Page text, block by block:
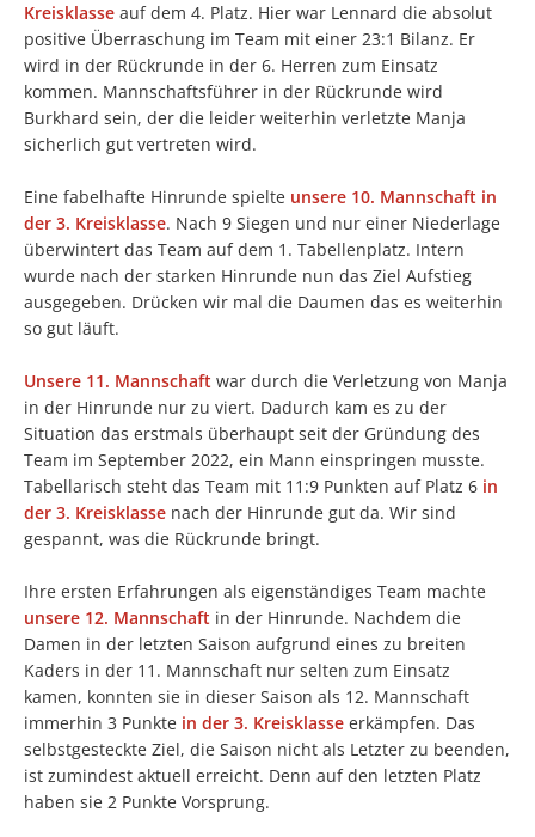
Kreisklasse auf dem 4. Platz. Hier war Lennard die absolut
positive Überraschung im Team mit einer 23:1 Bilanz. Er
wird in der Rückrunde in der 6. Herren zum Einsatz
kommen. Mannschaftsführer in der Rückrunde wird
Burkhard sein, der die leider weiterhin verletzte Manja
sicherlich gut vertreten wird.
Eine fabelhafte Hinrunde spielte unsere 10. Mannschaft in
der 3. Kreisklasse. Nach 9 Siegen und nur einer Niederlage
überwintert das Team auf dem 1. Tabellenplatz. Intern
wurde nach der starken Hinrunde nun das Ziel Aufstieg
ausgegeben. Drücken wir mal die Daumen das es weiterhin
so gut läuft.
Unsere 11. Mannschaft war durch die Verletzung von Manja
in der Hinrunde nur zu viert. Dadurch kam es zu der
Situation das erstmals überhaupt seit der Gründung des
Team im September 2022, ein Mann einspringen musste.
Tabellarisch steht das Team mit 11:9 Punkten auf Platz 6 in
der 3. Kreisklasse nach der Hinrunde gut da. Wir sind
gespannt, was die Rückrunde bringt.
Ihre ersten Erfahrungen als eigenständiges Team machte
unsere 12. Mannschaft in der Hinrunde. Nachdem die
Damen in der letzten Saison aufgrund eines zu breiten
Kaders in der 11. Mannschaft nur selten zum Einsatz
kamen, konnten sie in dieser Saison als 12. Mannschaft
immerhin 3 Punkte in der 3. Kreisklasse erkämpfen. Das
selbstgesteckte Ziel, die Saison nicht als Letzter zu beenden,
ist zumindest aktuell erreicht. Denn auf den letzten Platz
haben sie 2 Punkte Vorsprung.